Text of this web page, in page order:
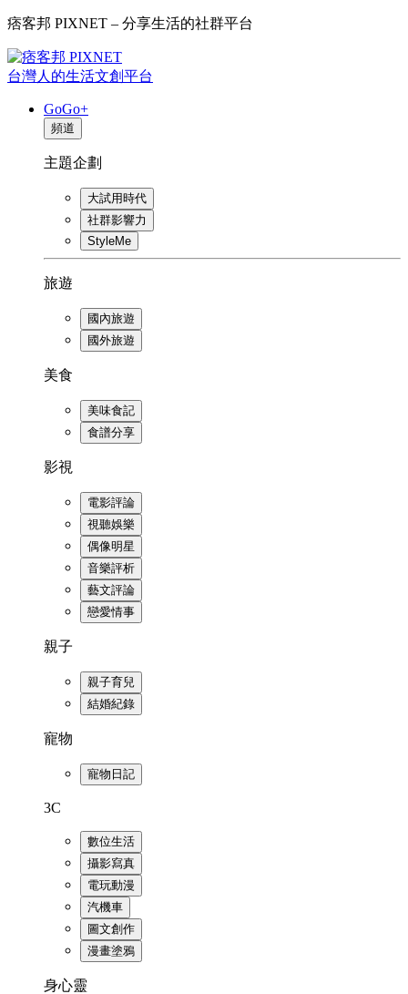
痞客邦 PIXNET – 分享生活的社群平台
台灣人的生活文創平台
GoGo+
頻道
主題企劃
大試用時代
社群影響力
StyleMe
旅遊
國內旅遊
國外旅遊
美食
美味食記
食譜分享
影視
電影評論
視聽娛樂
偶像明星
音樂評析
藝文評論
戀愛情事
親子
親子育兒
結婚紀錄
寵物
寵物日記
3C
數位生活
攝影寫真
電玩動漫
汽機車
圖文創作
漫畫塗鴉
身心靈